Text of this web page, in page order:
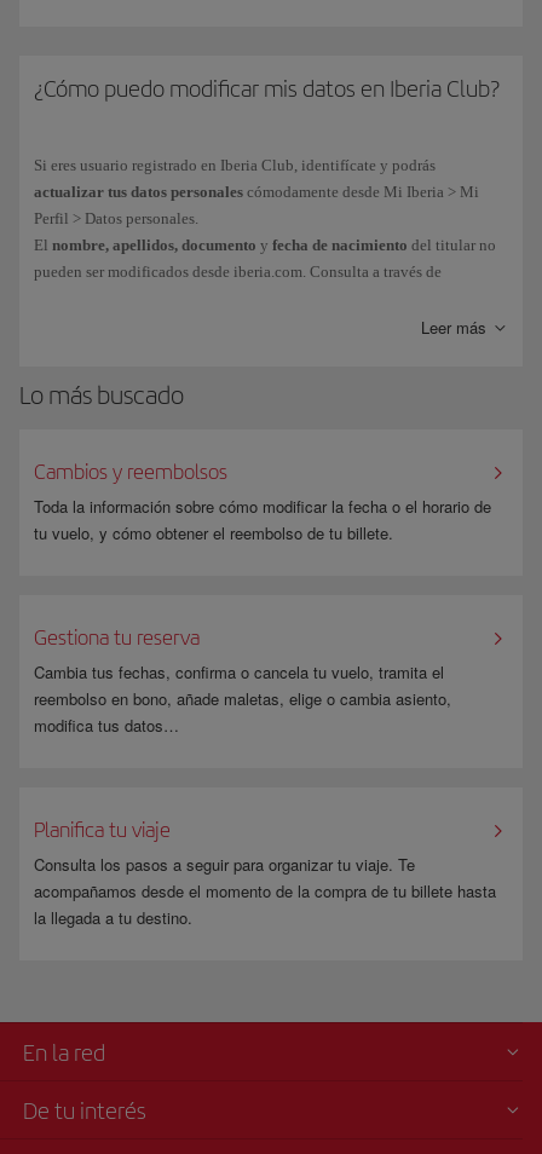
¿Cómo puedo modificar mis datos en Iberia Club?
Si eres usuario registrado en Iberia Club, identifícate y podrás
actualizar tus datos personales cómodamente desde Mi Iberia > Mi
Perfil > Datos personales.
El nombre, apellidos, documento y fecha de nacimiento del titular no
pueden ser modificados desde iberia.com. Consulta a través de
Leer más
Lo más buscado
Cambios y reembolsos
Toda la información sobre cómo modificar la fecha o el horario de
tu vuelo, y cómo obtener el reembolso de tu billete.
Gestiona tu reserva
Cambia tus fechas, confirma o cancela tu vuelo, tramita el
reembolso en bono, añade maletas, elige o cambia asiento,
modifica tus datos…
Planifica tu viaje
Consulta los pasos a seguir para organizar tu viaje. Te
acompañamos desde el momento de la compra de tu billete hasta
la llegada a tu destino.
En la red
De tu interés